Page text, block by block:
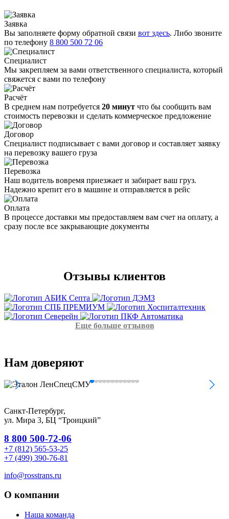
Заявка
Вы заполняете форму обратной связи вот здесь. Либо звоните
по телефону 8 800 500 72 06
Специалист
Мы закрепляем за вами ответственного специалиста, который
свяжется с вами по телефону
Расчёт
В среднем нам потребуется 20 минут что бы сообщить вам
стоимость перевозки и сделать коммерческое предложение
Договор
Специалист подписывает с вами договор и составляет заявку
на перевозку вашего груза
Перевозка
Наш водитель вовремя приезжает и забирает ваш груз.
Надежно крепит его в машине и отправляется в рейс
Оплата
В процессе доставки мы предоставляем вам счет на оплату, а
сразу после все закрывающие документы
Отзывы клиентов
Еще больше отзывов
Нам доверяют
Санкт-Петербург,
ул. Мира 3, БЦ “Троицкий”
8 800 500-72-06
+7 (812) 565-53-25
+7 (499) 390-76-81
info@rosstrans.ru
О компании
Наша команда